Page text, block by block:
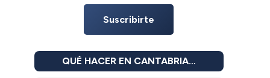
Suscribirte
QUÉ HACER EN CANTABRIA…